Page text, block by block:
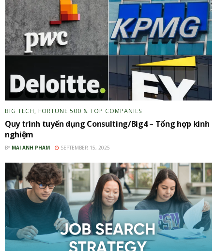
BIG TECH, FORTUNE 500 & TOP COMPANIES
Quy trình tuyển dụng Consulting/Big4 – Tổng hợp kinh
nghiệm
BY MAI ANH PHAM SEPTEMBER 15, 2025